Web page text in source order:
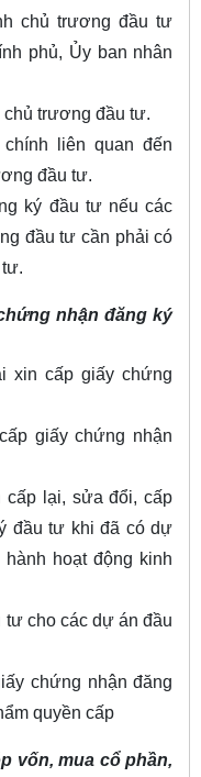
chủ trương đầu tư
phủ, Ủy ban nhân
trương đầu tư.
liên quan đến
đầu tư.
ký đầu tư nếu các
đầu tư cần phải có
nhận đăng ký
xin cấp giấy chứng
giấy chứng nhận
lại, sửa đổi, cấp
đầu tư khi đã có dự
hoạt động kinh
cho các dự án đầu
chứng nhận đăng
quyền cấp
vốn, mua cổ phần,